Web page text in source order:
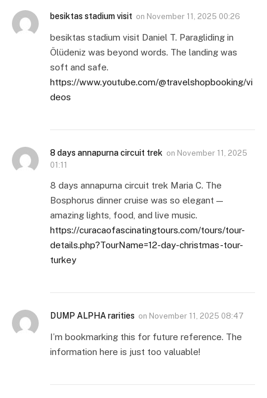
besiktas stadium visit on November 11, 2025 00:26
besiktas stadium visit Daniel T. Paragliding in
Ölüdeniz was beyond words. The landing was
soft and safe.
https://www.youtube.com/@travelshopbooking/vi
deos
8 days annapurna circuit trek on November 11, 2025
01:11
8 days annapurna circuit trek Maria C. The
Bosphorus dinner cruise was so elegant —
amazing lights, food, and live music.
https://curacaofascinatingtours.com/tours/tour-
details.php?TourName=12-day-christmas-tour-
turkey
DUMP ALPHA rarities on November 11, 2025 08:47
I’m bookmarking this for future reference. The
information here is just too valuable!